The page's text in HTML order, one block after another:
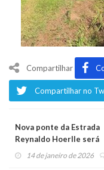
Compartilhar
Compartilhar no
Nova ponte da Estrada
Reynaldo Hoerlle será
inaugurada nesta
14 de janeiro de 2026